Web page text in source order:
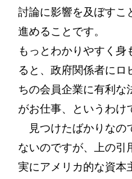
討論に影響を及ぼすこ
進めることです。
もっとわかりやすく身
ると、政府関係者にロ
ちの会員企業に有利な
がお仕事、というわけ
見つけたばかりなの
ないのですが、上の引
実にアメリカ的な資本